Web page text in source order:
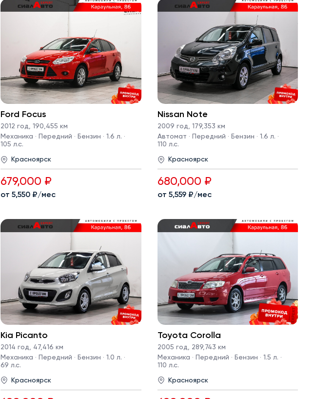
Ford Focus
2012 год, 190,455 км
Механика · Передний · Бензин · 1.6 л. ·
105 л.с.
Красноярск
679,000 ₽
от 5,550 ₽/мес
Nissan Note
2009 год, 179,353 км
Автомат · Передний · Бензин · 1.6 л. ·
110 л.с.
Красноярск
680,000 ₽
от 5,559 ₽/мес
Kia Picanto
2014 год
47,416 км
Механика · Передний · Бензин · 1.0 л. ·
69 л.с.
Красноярск
Toyota Corolla
2005 год
289,743 км
Механика · Передний · Бензин · 1.5 л. ·
110 л.с.
Красноярск